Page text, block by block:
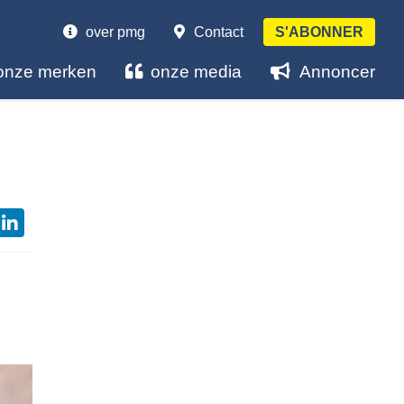
over pmg Contact S'ABONNER
merken onze media Annoncer